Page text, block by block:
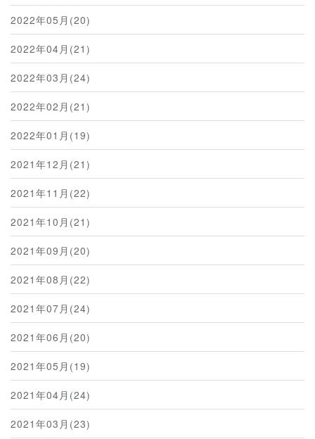
2022年05月(20)
2022年04月(21)
2022年03月(24)
2022年02月(21)
2022年01月(19)
2021年12月(21)
2021年11月(22)
2021年10月(21)
2021年09月(20)
2021年08月(22)
2021年07月(24)
2021年06月(20)
2021年05月(19)
2021年04月(24)
2021年03月(23)